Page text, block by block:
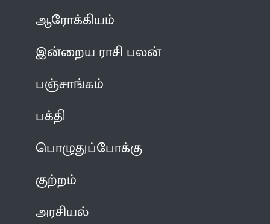
ஆரோக்கியம்
இன்றைய ராசி பலன்
பஞ்சாங்கம்
பக்தி
பொழுதுப்போக்கு
குற்றம்
அரசியல்